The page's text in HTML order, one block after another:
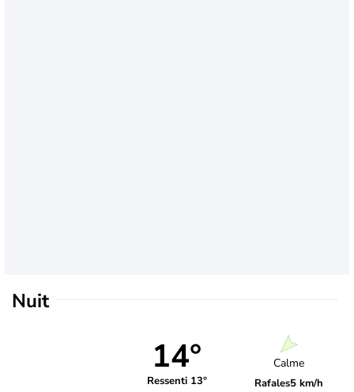
Nuit
14°
Ressenti 13°
Calme
Rafales5 km/h